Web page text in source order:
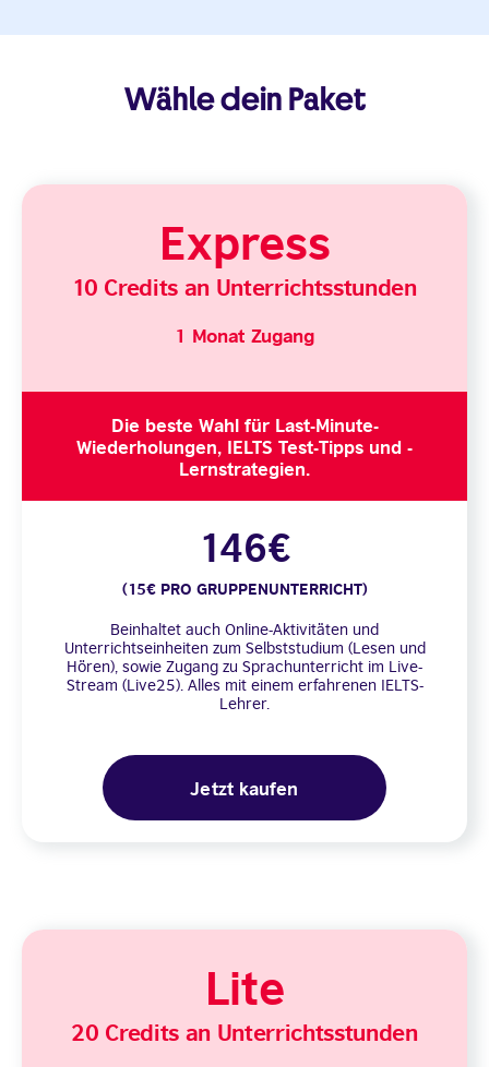
Wähle dein Paket
Express
Die beste Wahl für Last-Minute-
Wiederholungen, IELTS Test-Tipps und -
Lernstrategien.
10 Credits an Unterrichtsstunden
1 Monat Zugang
146€
(15€ PRO GRUPPENUNTERRICHT)
Beinhaltet auch Online-Aktivitäten und
Unterrichtseinheiten zum Selbststudium (Lesen und
Hören), sowie Zugang zu Sprachunterricht im Live-
Stream (Live25). Alles mit einem erfahrenen IELTS-
Lehrer.
Jetzt kaufen
Lite
20 Credits an Unterrichtsstunden